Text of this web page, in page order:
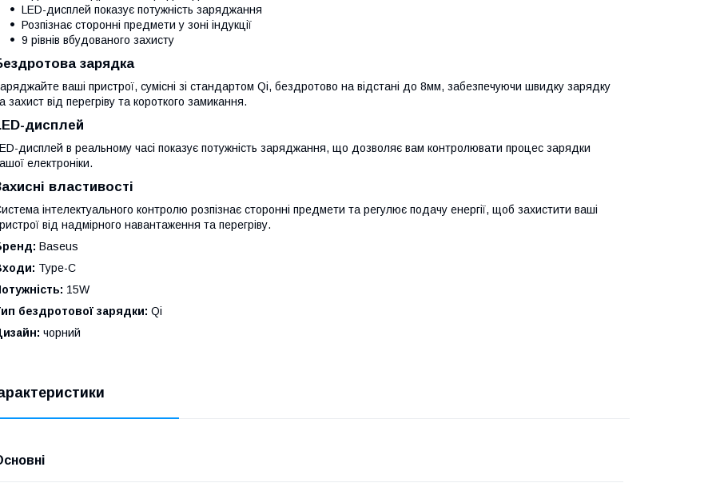
LED-дисплей показує потужність заряджання
Розпізнає сторонні предмети у зоні індукції
9 рівнів вбудованого захисту
зарядка
ваші пристрої, сумісні зі стандартом Qi, бездротово на відстані до 8мм, забезпечуючи швидку зарядку
захист від перегріву та короткого замикання.
дисплей
дисплей в реальному часі показує потужність заряджання, що дозволяє вам контролювати процес зарядки
електроніки.
властивості
інтелектуального контролю розпізнає сторонні предмети та регулює подачу енергії, щоб захистити ваші
від надмірного навантаження та перегріву.
Baseus
Type-C
15W
бездротової зарядки: Qi
чорний